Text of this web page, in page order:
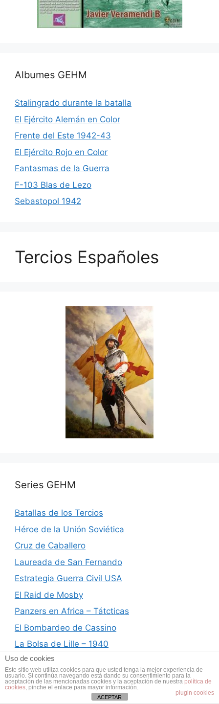
Albumes GEHM
Stalingrado durante la batalla
El Ejército Alemán en Color
Frente del Este 1942-43
El Ejército Rojo en Color
Fantasmas de la Guerra
F-103 Blas de Lezo
Sebastopol 1942
Tercios Españoles
Series GEHM
Batallas de los Tercios
Héroe de la Unión Soviética
Cruz de Caballero
Laureada de San Fernando
Estrategia Guerra Civil USA
El Raid de Mosby
Panzers en Africa – Tátcticas
El Bombardeo de Cassino
La Bolsa de Lille – 1940
Uso de cookies
Este sitio web utiliza cookies para que usted tenga la mejor experiencia de
usuario. Si continúa navegando está dando su consentimiento para la
aceptación de las mencionadas cookies y la aceptación de nuestra política de
cookies, pinche el enlace para mayor información.
plugin cookies
ACEPTAR